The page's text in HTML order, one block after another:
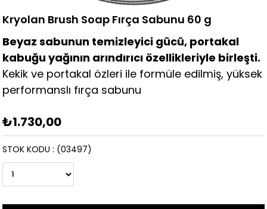
Kryolan Brush Soap Fırça Sabunu 60 g
Beyaz sabunun temizleyici gücü, portakal
kabuğu yağının arındırıcı özellikleriyle birleşti.
Kekik ve portakal özleri ile formüle edilmiş, yüksek
performanslı fırça sabunu
₺1.730,00
(03497)
STOK KODU